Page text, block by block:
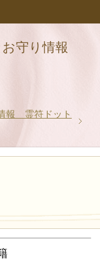
守り情報
報 霊符ドット